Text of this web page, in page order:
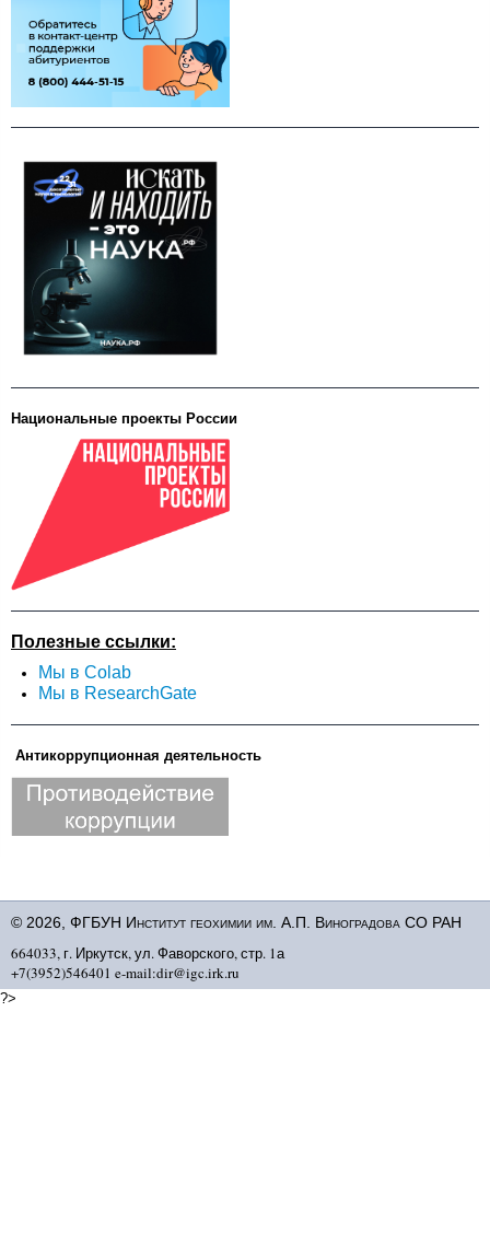
Национальные проекты России
Полезные ссылки:
Мы в Colab
Мы в ResearchGate
Антикоррупционная деятельность
© 2026, ФГБУН Институт геохимии им. А.П. Виноградова СО РАН
664033, г. Иркутск, ул. Фаворского, стр. 1а
+7(3952)546401 e-mail:dir@igc.irk.ru
?>